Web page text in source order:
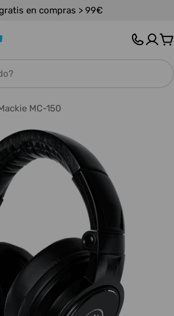
en compras > 99€
MC-150